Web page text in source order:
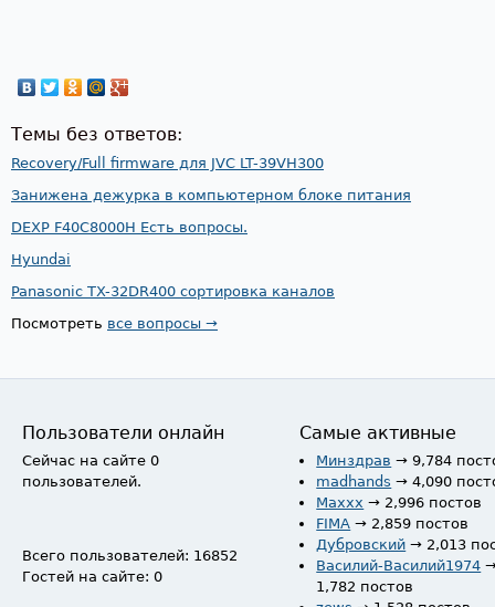
Темы без ответов:
Recovery/Full firmware для JVC LT-39VH300
Занижена дежурка в компьютерном блоке питания
DEXP F40C8000H Есть вопросы.
Hyundai
Panasonic TX-32DR400 сортировка каналов
Посмотреть все вопросы →
Пользователи онлайн
Сейчас на сайте 0
пользователей.
Всего пользователей: 16852
Гостей на сайте: 0
Самые активные
Минздрав → 9,784
madhands → 4,090
Maxxx → 2,996 постов
FIMA → 2,859 постов
Дубровский → 2,013
Василий-Василий1974
1,782 постов